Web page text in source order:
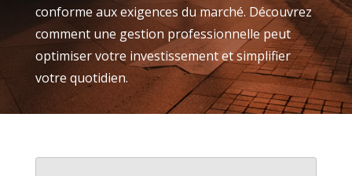
conforme aux exigences du marché. Découvrez
comment une gestion professionnelle peut
optimiser votre investissement et simplifier
votre quotidien.